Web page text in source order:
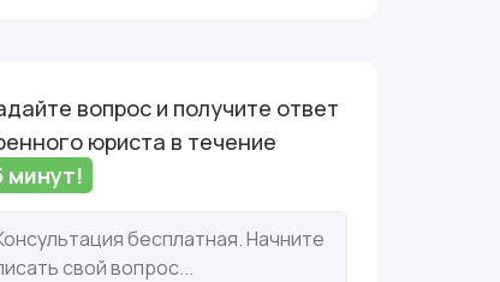
вопрос и получите ответ
юриста в течение
минут!